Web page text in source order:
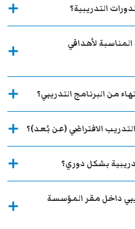
التدريبية؟
لأهدافي
من البرنامج التدريبي؟
الافتراضي (عن بُعد)؟
بشكل دوري؟
داخل مقر المؤسسة